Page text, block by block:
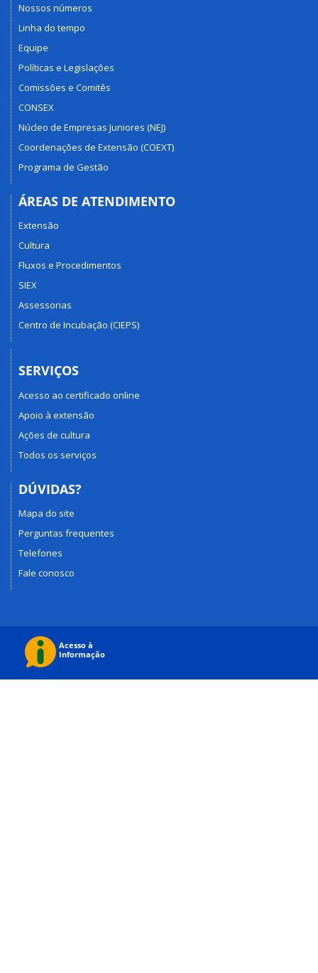
Nossos números
Linha do tempo
Equipe
Políticas e Legislações
Comissões e Comitês
CONSEX
Núcleo de Empresas Juniores (NEJ)
Coordenações de Extensão (COEXT)
Programa de Gestão
ÁREAS DE ATENDIMENTO
Extensão
Cultura
Fluxos e Procedimentos
SIEX
Assessorias
Centro de Incubação (CIEPS)
SERVIÇOS
Acesso ao certificado online
Apoio à extensão
Ações de cultura
Todos os serviços
DÚVIDAS?
Mapa do site
Perguntas frequentes
Telefones
Fale conosco